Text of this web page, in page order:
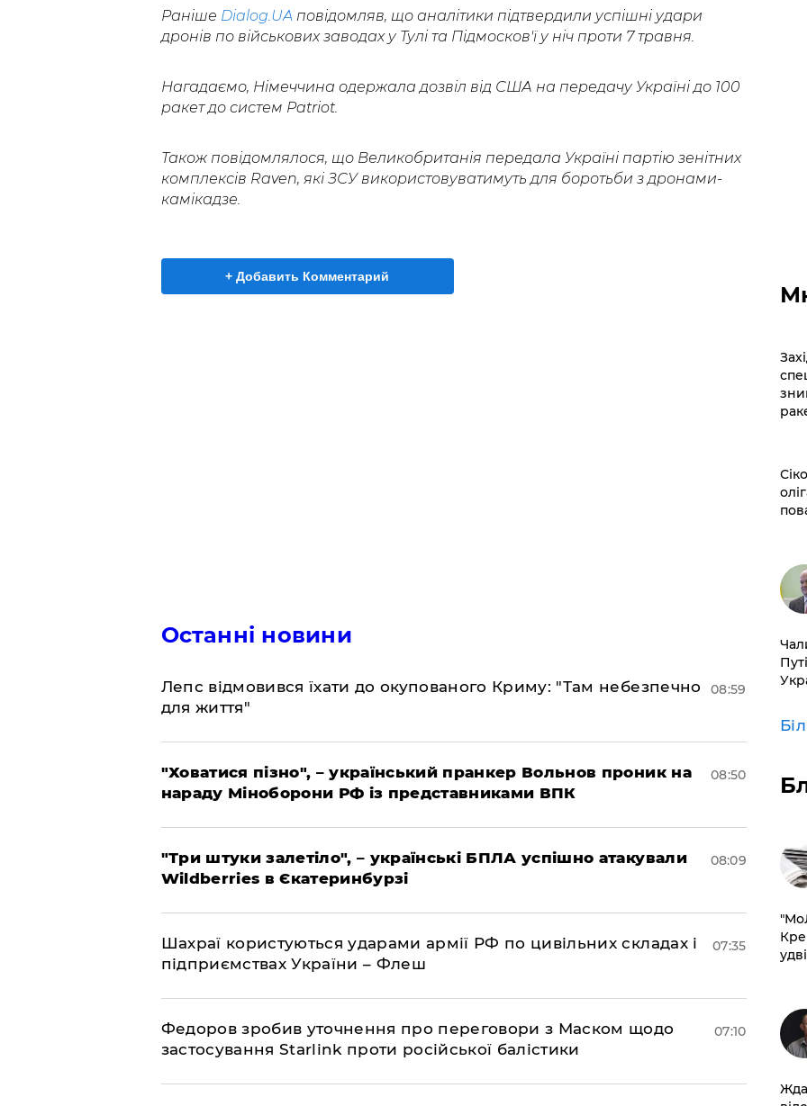
Раніше Dialog.UAповідомляв, що аналітики підтвердили успішні удари
дронів по військових заводах у Тулі та Підмосков'ї у ніч проти 7 травня.
Нагадаємо, Німеччина одержала дозвіл від США на передачу Україні до 100
ракет до систем Patriot.
Також повідомлялося, що Великобританія передала Україні партію зенітних
комплексів Raven, які ЗСУ використовуватимуть для боротьби з дронами-
камікадзе.
+ Добавить Комментарий
Останні новини
Лепс відмовився їхати до окупованого Криму: "Там небезпечно
для життя"
08:59
"Ховатися пізно", – український пранкер Вольнов проник на
нараду Міноборони РФ із представниками ВПК
08:50
"Три штуки залетіло", – українські БПЛА успішно атакували
Wildberries в Єкатеринбурзі
08:09
Шахраї користуються ударами армії РФ по цивільних складах і
підприємствах України – Флеш
07:35
Федоров зробив уточнення про переговори з Маском щодо
застосування Starlink проти російської балістики
07:10